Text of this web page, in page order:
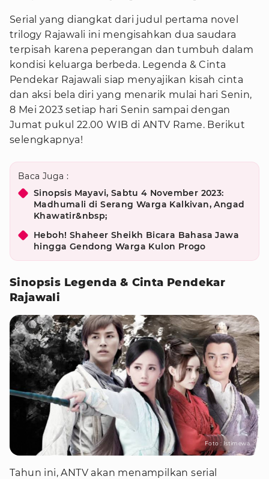
Serial yang diangkat dari judul pertama novel
trilogy Rajawali ini mengisahkan dua saudara
terpisah karena peperangan dan tumbuh dalam
kondisi keluarga berbeda. Legenda & Cinta
Pendekar Rajawali siap menyajikan kisah cinta
dan aksi bela diri yang menarik mulai hari Senin,
8 Mei 2023 setiap hari Senin sampai dengan
Jumat pukul 22.00 WIB di ANTV Rame. Berikut
selengkapnya!
Baca Juga :
Sinopsis Mayavi, Sabtu 4 November 2023:
Madhumali di Serang Warga Kalkivan, Angad
Khawatir&nbsp;
Heboh! Shaheer Sheikh Bicara Bahasa Jawa
hingga Gendong Warga Kulon Progo
Sinopsis Legenda & Cinta Pendekar
Rajawali
Foto : Istimewa
Tahun ini, ANTV akan menampilkan serial